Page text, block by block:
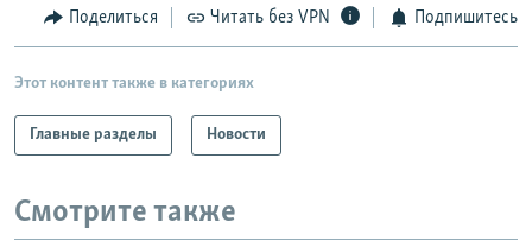
Поделиться Читать без VPN Подпишитесь
Этот контент также в категориях
Главные разделы Новости
Смотрите также